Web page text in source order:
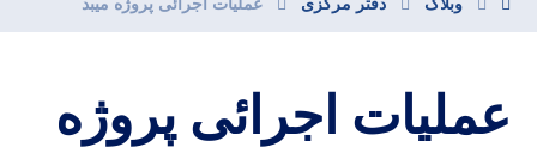
وبلاگ دفتر مرکزی عملیات اجرائی پروژه میبد
عملیات اجرائی پروژه